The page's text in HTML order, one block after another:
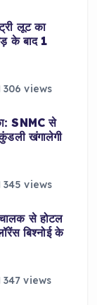
लूट का
के बाद 1
306 views
SNMC से
खंगालेगी
345 views
से होटल
बिश्नोई के
347 views